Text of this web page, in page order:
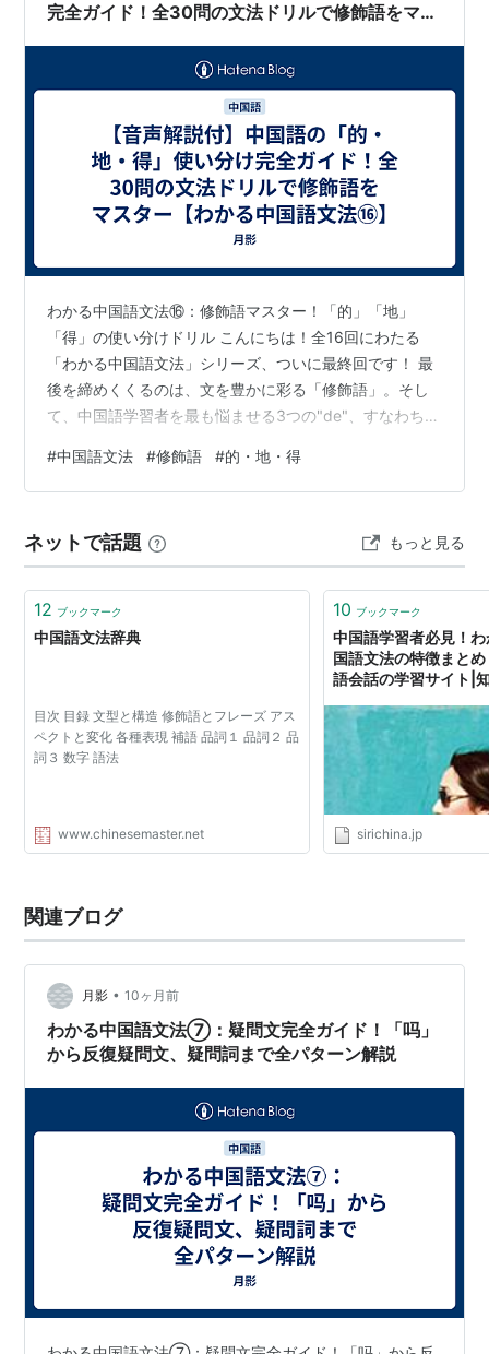
完全ガイド！全30問の文法ドリルで修飾語をマス
わかる中国語文法⑯：修飾語マスター！「的」「地」
「得」の使い分けドリル こんにちは！全16回にわたる
「わかる中国語文法」シリーズ、ついに最終回です！ 最
後を締めくくるのは、文を豊かに彩る「修飾語」。そし
て、中国語学習者を最も悩ませる3つの"de"、すなわち
くり歩く」「走るのが速い」。日本語ではどれも似た表
現に見えますが、中国語では明確に区別します。今回は
用意しました。たくさん問題を解いて、身体で覚えまし
ょう！ 1. 連体修飾語：名詞を飾る「的 (de)」 役割： 名
詞を詳しく説明する（～の、～…
#中国語文法 #修飾語 #的・地・得
ネットで話題 もっと見る
12 ブックマーク
中国語文法辞典
目次 目録 文型と構造 修飾語とフレーズ アス
ペクトと変化 各種表現 補語 品詞１ 品詞２ 品
詞３ 数字 語法
www.chinesemaster.net
10 ブックマーク
中国語学習者必見！
国語文法の特徴まと
語会話の学習サイト|
sirichina.jp
関連ブログ
月影 • 10ヶ月前
わかる中国語文法⑦：疑問文完全ガイド！「吗」
から反復疑問文、疑問詞まで全パターン解説